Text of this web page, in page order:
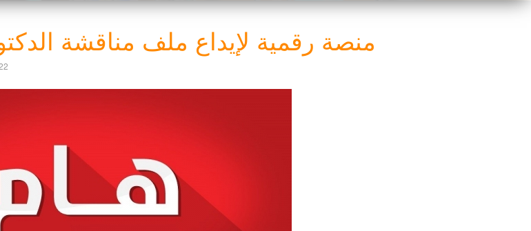
منصة رقمية لإيداع ملف مناقشة